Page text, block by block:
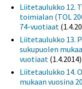
Liitetaulukko 12.
toimialan (TOL
74-vuotiaat
Liitetaulukko 13.
sukupuolen
vuotiaat (1.4.2014)
Liitetaulukko 14.
mukaan vuosina